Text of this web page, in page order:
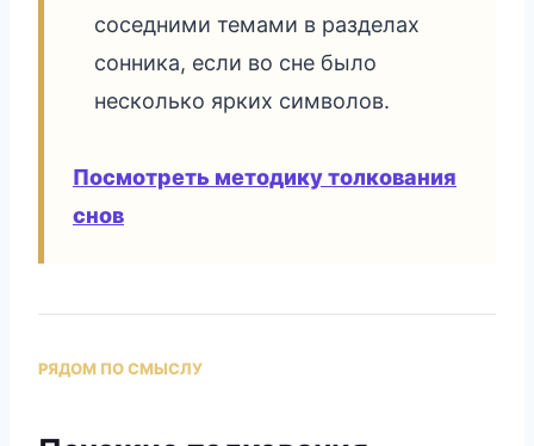
соседними темами в разделах
сонника, если во сне было
несколько ярких символов.
Посмотреть методику толкования
снов
РЯДОМ ПО СМЫСЛУ